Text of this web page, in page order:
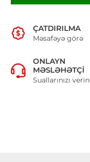
ÇATDIRILMA
Məsafəyə görə
ONLAYN
MƏSLƏHƏTÇI
Suallarınızı verin